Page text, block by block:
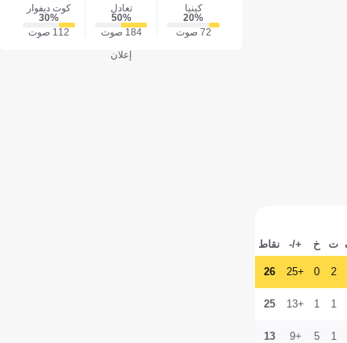
ت خ +/- نقاط
2
0
+25
26
1
1
+13
25
1
5
+9
13
كينيا
20‎%‎
72 صوت
تعادل
50‎%‎
184 صوت
كوت ديفوار
30‎%‎
112 صوت
إعلان